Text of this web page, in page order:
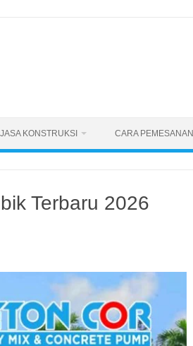
JASA KONSTRUKSI CARA PEMESANAN
Terbaru 2026